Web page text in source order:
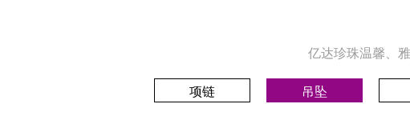
亿达珍珠温馨、
项链 吊坠